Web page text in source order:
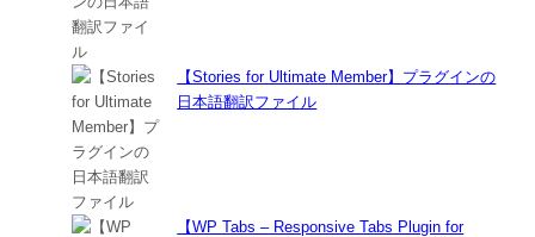
【Stories for Ultimate Member】プラグインの
日本語翻訳ファイル
【WP Tabs – Responsive Tabs Plugin for